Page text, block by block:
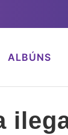
ALBÚNS